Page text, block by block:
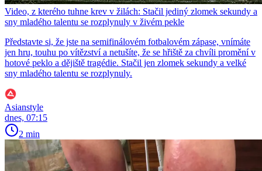
Video, z kterého tuhne krev v žilách: Stačil jediný zlomek sekundy a
sny mladého talentu se rozplynuly v živém pekle
Představte si, že jste na semifinálovém fotbalovém zápase, vnímáte
jen hru, touhu po vítězství a netušíte, že se hřiště za chvíli promění v
hotové peklo a dějiště tragédie. Stačil jen zlomek sekundy a velké
sny mladého talentu se rozplynuly.
Asianstyle
dnes, 07:15
2 min